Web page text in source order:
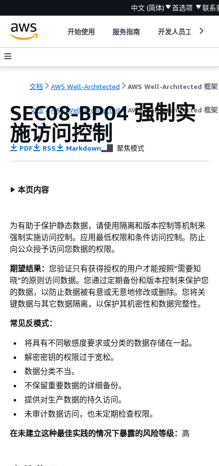
中文 (简体) 首选项 联系
开始使用 服务指南 开发人员工具
文档 AWS Well-Architected AWS Well-Architected 框架
文档 AWS Well-Architected AWS Well-Architected 框架
SEC08-BP04 强制实
施访问控制
PDF RSS Markdown 聚焦模式
本页内容
为有助于保护静态数据，请使用隔离和版本控制等机制来
强制实施访问控制。应用最低权限和条件访问控制。防止
向公众授予访问您数据的权限。
期望结果： 您验证只有获得授权的用户才能按照“需要知
晓”的原则访问数据。您通过定期备份和版本控制来保护您
的数据，以防止数据被有意或无意地修改或删除。您将关
键数据与其它数据隔离，以保护其机密性和数据完整性。
常见反模式：
将具有不同敏感度要求或分类的数据存储在一起。
解密密钥的权限过于宽松。
数据分类不当。
不保留重要数据的详细备份。
提供对生产数据的持久访问。
未审计数据访问，也未定期检查权限。
在未建立这种最佳实践的情况下暴露的风险等级： 高